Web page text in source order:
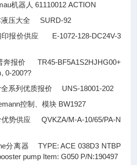
机器人 61110012 ACTION
压大全 SURD-92
报价供应 E-1072-128-DC24V-3
报价 TR45-BF5A1S2HJHG00+
0-200??
系列优质报价 UNS-18001-202
控制、模块 BW1927
势供应 QVKZA/M-A-10/65/PA-N
离器 TYPE: ACE 038D3 NTBP
pump Item: G050 P/N:190497